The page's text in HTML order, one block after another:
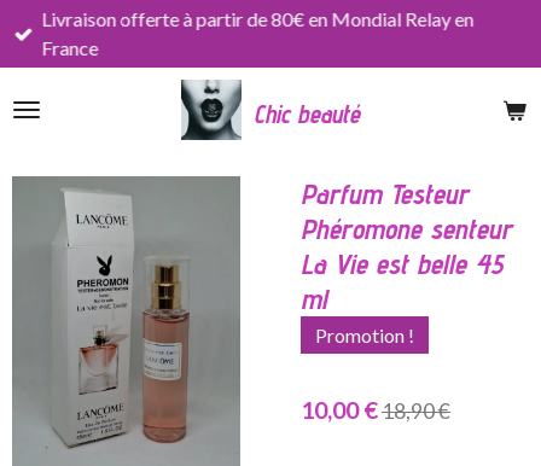
Passer
principal
Chic beauté
Livraison offerte à partir de 80€ en Mondial Relay en
France
Parfum Testeur
Phéromone senteur
La Vie est belle 45
ml
Promotion !
10,00 €18,90 €